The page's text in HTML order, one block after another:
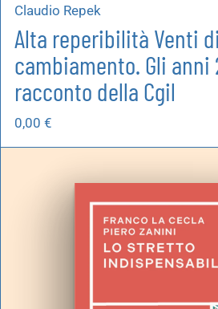
Claudio Repek
Alta reperibilità Venti di
cambiamento. Gli
racconto della Cgil
0,00 €